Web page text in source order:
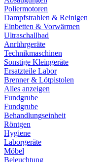
Poliermotoren
Dampfstrahlen & Reinigen
Einbetten & Vorwärmen
Ultraschallbad
Anrührgeräte
Technikmaschinen
Sonstige Kleingeräte
Ersatzteile Labor
Brenner & Lötpistolen
Alles anzeigen
Fundgrube
Fundgrube
Behandlungseinheit
Röntgen
Hygiene
Laborgeräte
Möbel
Beleuchtung